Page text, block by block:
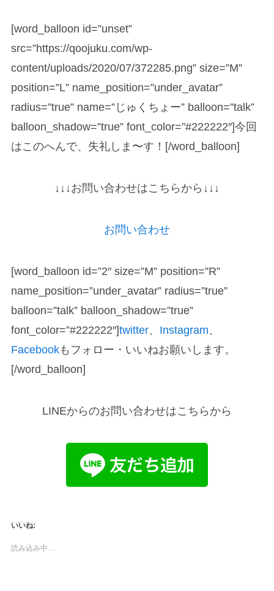
[word_balloon id=”unset”
src=”https://qoojuku.com/wp-
content/uploads/2020/07/372285.png” size=”M”
position=”L” name_position=”under_avatar”
radius=”true” name=”じゅくちょー” balloon=”talk”
balloon_shadow=”true” font_color=”#222222″]今回
はこのへんで、失礼しま〜す！[/word_balloon]
↓↓↓お問い合わせはこちらから↓↓↓
お問い合わせ
[word_balloon id=”2″ size=”M” position=”R”
name_position=”under_avatar” radius=”true”
balloon=”talk” balloon_shadow=”true”
font_color=”#222222″]twitter、 Instagram、
Facebookもフォロー・いいねお願いします。
[/word_balloon]
LINEからのお問い合わせはこちらから
いいね:
読み込み中…